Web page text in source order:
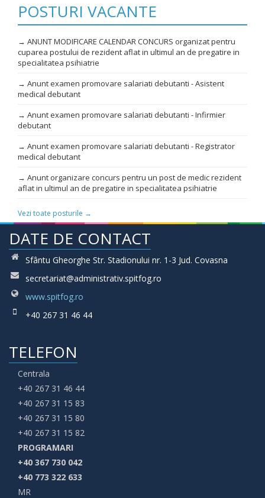
POSTURI VACANTE
→ ANUNT MODIFICARE CALENDAR CONCURS organizat pentru
cuparea postului de rezident aflat in ultimul an de pregatire in
specialitatea psihiatrie
→ Anunt examen promovare salariati debutanti - Asistent
medical debutant
→ Anunt examen promovare salariati debutanti - Infirmier
debutant
→ Anunt examen promovare salariati debutanti - Registrator
medical debutant
→ Anunt organizare concurs pentru un post de medic rezident
aflat in ultimul an de pregatire in specialitatea psihiatrie
Vezi toate posturile →
DATE DE CONTACT
Sfântu Gheorghe Str. Stadionului nr. 1-3 Jud. Covasna
secretariat@administrativ.spitfog.ro
www.spitfog.ro
+40 267 31 46 44
TELEFON
Centrala
+40 267 31 46 44
+40 267 31 15 83
+40 267 31 15 80
+40 267 31 15 82
PROGRAMARI
+40 367 730 042
+40 773 322 633
MR